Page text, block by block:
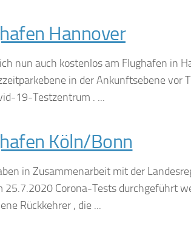
Hannover
nun auch kostenlos am Flughafen in
in der Ankunftsebene vor
19-Testzentrum . ...
Köln/Bonn
in Zusammenarbeit mit der
25.7.2020 Corona-Tests durchgeführt
Rückkehrer , die ...